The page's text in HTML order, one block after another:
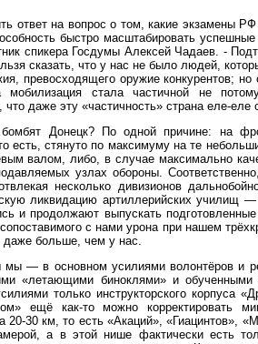
ответ на вопрос о том, какие экзамены
быстро масштабировать
спикера Госдумы Алексей Чадаев. -
сказать, что у нас не было людей,
превосходящего оружие конкурентов;
мобилизация стала частичной не
что даже эту «частичность» страна еле-
бомбят Донецк? По одной причине:
есть, стянуто по максимуму на те
валом, либо, в случае максимально
узлах обороны.
несколько дивизионов
ликвидацию артиллерийских училищ
и продолжают выпускать
с нами урона при нашем
больше, чем у нас.
— в основном усилиями волонтёров и
«летающими биноклями» и
только инструкторского корпуса
ещё как-то можно корректировать
20-30 км, то есть «Акаций», «Гиацинтов»,
а в этой нише фактически есть